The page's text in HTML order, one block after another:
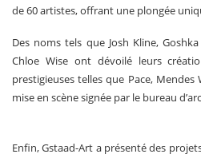
de 60 artistes, offrant une plongée
Des noms tels que Josh Kline,
Chloe Wise ont dévoilé leurs
prestigieuses telles que Pace,
mise en scène signée par le bureau
Enfin, Gstaad-Art a présenté des